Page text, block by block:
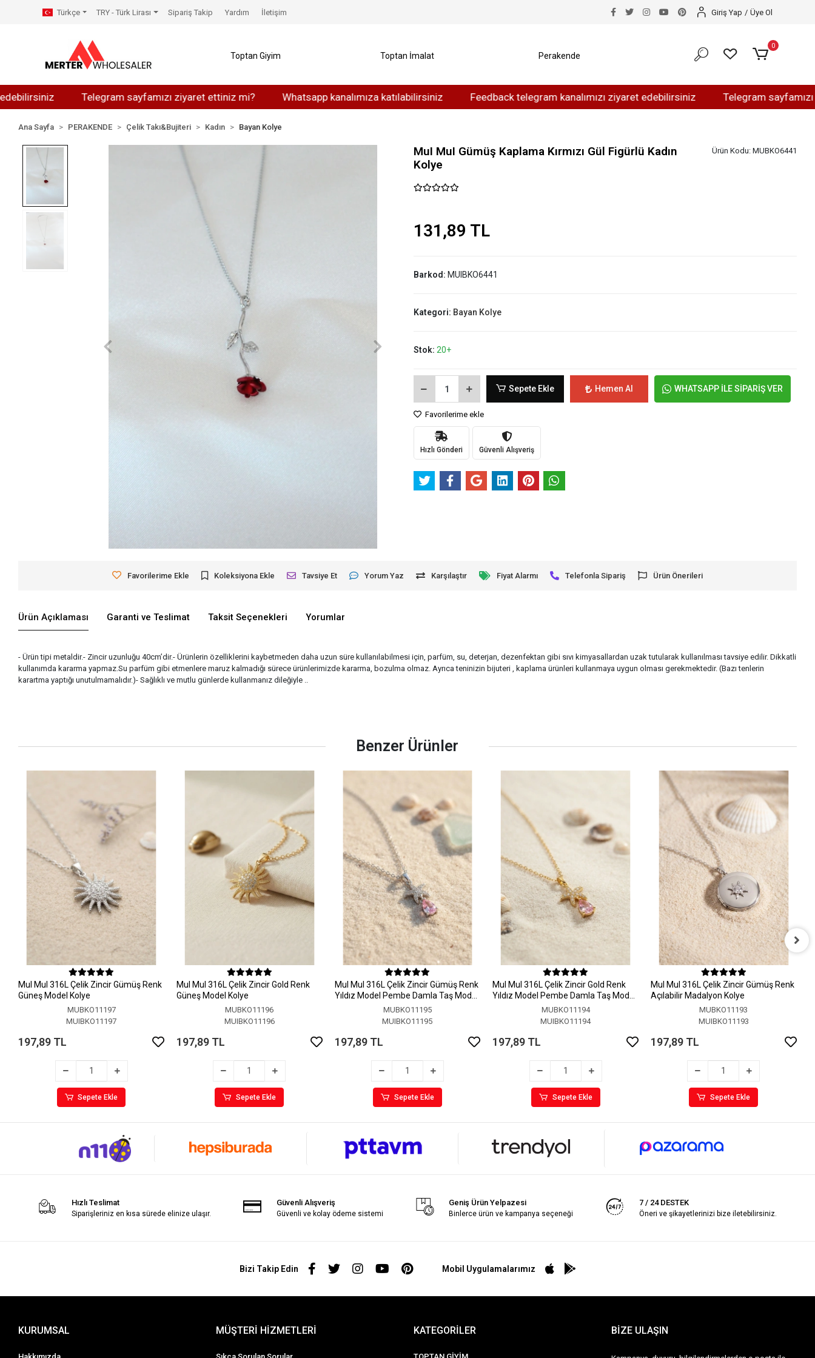
Telegram sayfamızı ziyaret ettiniz mi? Whatsapp kanalımıza katılabilirsiniz Feedback telegram kanalımızı ziyaret edebilirsiniz Telegram sayfamızı
Türkçe TRY - Türk Lirası Sipariş Takip Yardım İletişim Giriş Yap / Üye Ol
Toptan Giyim Toptan İmalat Perakende
0
Ana Sayfa PERAKENDE Çelik Takı&Bujiteri Kadın Bayan Kolye
MuI MuI Gümüş Kaplama Kırmızı Gül Figürlü Kadın
Kolye
Ürün Kodu: MUBKO6441
131,89 TL
Barkod: MUIBKO6441
Kategori: Bayan Kolye
Stok: 20+
Sepete Ekle Hemen Al WHATSAPP İLE SİPARİŞ VER
Favorilerime ekle
Hızlı Gönderi Güvenli Alışveriş
Favorilerime Ekle Koleksiyona Ekle Tavsiye Et Yorum Yaz Karşılaştır Fiyat Alarmı Telefonla Sipariş Ürün Önerileri
Ürün Açıklaması Garanti ve Teslimat Taksit Seçenekleri Yorumlar
- Ürün tipi metaldir.- Zincir uzunluğu 40cm’dir.- Ürünlerin özelliklerini kaybetmeden daha uzun süre kullanılabilmesi için, parfüm, su, deterjan, dezenfektan gibi sıvı kimyasallardan uzak tutularak kullanılması tavsiye edilir. Dikkatli
kullanımda kararma yapmaz.Su parfüm gibi etmenlere maruz kalmadığı sürece ürünlerimizde kararma, bozulma olmaz. Ayrıca teninizin bijuteri , kaplama ürünleri kullanmaya uygun olması gerekmektedir. (Bazı tenlerin
karartma yaptığı unutulmamalıdır.)- Sağlıklı ve mutlu günlerde kullanmanız dileğiyle ..
Benzer Ürünler
MuI MuI 316L Çelik Zincir Gümüş Renk
Güneş Model Kolye
MUBKO11197
MUIBKO11197
197,89 TL
Sepete Ekle
MuI MuI 316L Çelik Zincir Gold Renk
Güneş Model Kolye
MUBKO11196
MUIBKO11196
197,89 TL
Sepete Ekle
MuI MuI 316L Çelik Zincir Gümüş Renk
Yıldız Model Pembe Damla Taş Model
MUBKO11195
MUIBKO11195
197,89 TL
Sepete Ekle
MuI MuI 316L Çelik Zincir Gold Renk
Yıldız Model Pembe Damla Taş Model
MUBKO11194
MUIBKO11194
197,89 TL
Sepete Ekle
MuI MuI 316L Çelik Zincir Gümüş Renk
Açılabilir Madalyon Kolye
MUBKO11193
MUIBKO11193
197,89 TL
Sepete Ekle
Hızlı Teslimat
Siparişleriniz en kısa sürede elinize ulaşır.
Güvenli Alışveriş
Güvenli ve kolay ödeme sistemi
Geniş Ürün Yelpazesi
Binlerce ürün ve kampanya seçeneği
7 / 24 DESTEK
Öneri ve şikayetlerinizi bize iletebilirsiniz.
Bizi Takip Edin Mobil Uygulamalarımız
KURUMSAL MÜŞTERİ HİZMETLERİ KATEGORİLER BİZE ULAŞIN